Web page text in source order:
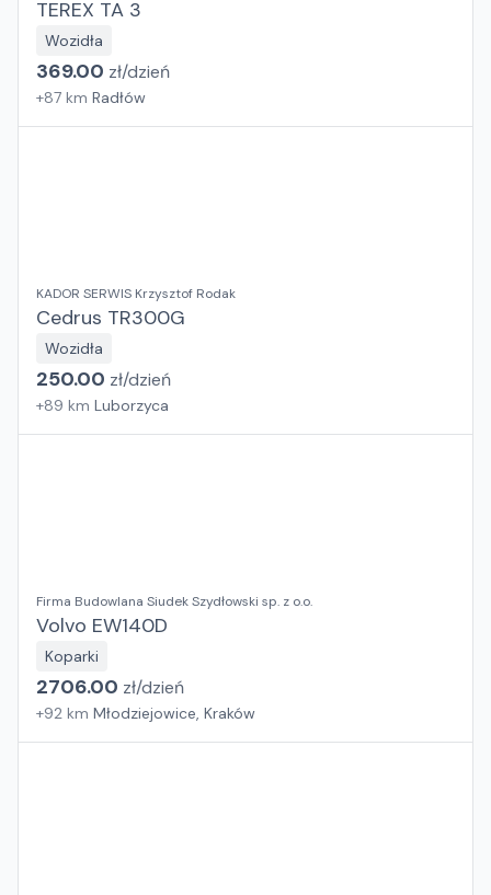
TEREX TA 3
Wozidła
369.00 zł/dzień
+87 km Radłów
KADOR SERWIS Krzysztof Rodak
Cedrus TR300G
Wozidła
250.00 zł/dzień
+89 km Luborzyca
Firma Budowlana Siudek Szydłowski sp. z o.o.
Volvo EW140D
Koparki
2706.00 zł/dzień
+92 km Młodziejowice, Kraków